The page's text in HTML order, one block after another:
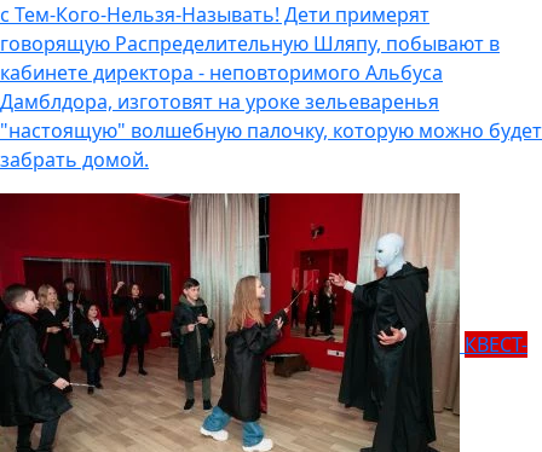
с Тем-Кого-Нельзя-Называть! Дети примерят
говорящую Распределительную Шляпу, побывают в
кабинете директора - неповторимого Альбуса
Дамблдора, изготовят на уроке зельеваренья
"настоящую" волшебную палочку, которую можно будет
забрать домой.
КВЕСТ-